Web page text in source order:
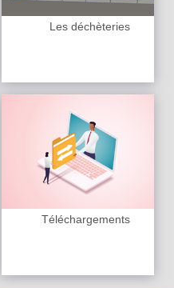
Les déchèteries
Téléchargements